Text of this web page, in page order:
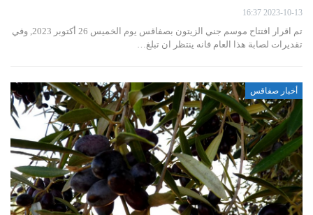
2023-10-13 16:37
تم اقرار افتتاح موسم جني الزيتون بصفاقس يوم الخميس 26 أكتوبر 2023, وفي
تقديرات لصابة هذا العام فانه ينتظر ان تبلغ…
أخبار صفاقس